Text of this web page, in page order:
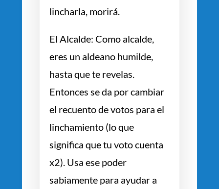
lincharla, morirá.
El Alcalde: Como alcalde,
eres un aldeano humilde,
hasta que te revelas.
Entonces se da por cambiar
el recuento de votos para el
linchamiento (lo que
significa que tu voto cuenta
x2). Usa ese poder
sabiamente para ayudar a